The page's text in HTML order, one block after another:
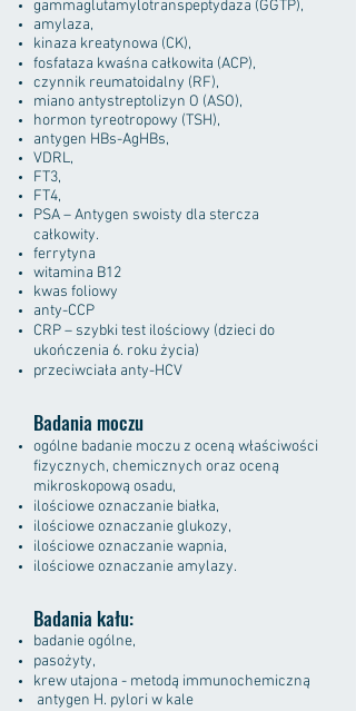
gammaglutamylotranspeptydaza (GGTP),
amylaza,
kinaza kreatynowa (CK),
fosfataza kwaśna całkowita (ACP),
czynnik reumatoidalny (RF),
miano antystreptolizyn O (ASO),
hormon tyreotropowy (TSH),
antygen HBs-AgHBs,
VDRL,
FT3,
FT4,
PSA – Antygen swoisty dla stercza
całkowity.
ferrytyna
witamina B12
kwas foliowy
anty-CCP
CRP – szybki test ilościowy (dzieci do
ukończenia 6. roku życia)
przeciwciała anty-HCV
Badania moczu
ogólne badanie moczu z oceną właściwości
fizycznych, chemicznych oraz oceną
mikroskopową osadu,
ilościowe oznaczanie białka,
ilościowe oznaczanie glukozy,
ilościowe oznaczanie wapnia,
ilościowe oznaczanie amylazy.
Badania kału:
badanie ogólne,
pasożyty,
krew utajona - metodą immunochemiczną
antygen H. pylori w kale